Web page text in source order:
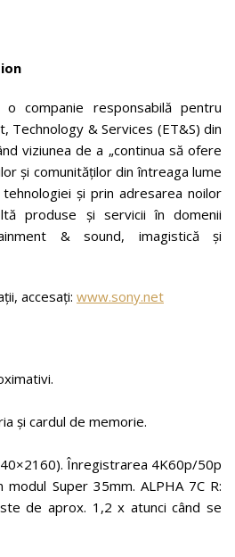
companie responsabilă pentru
Technology & Services (ET&S) din
viziunea de a „continua să ofere
și comunităților din întreaga lume
și prin adresarea noilor
produse și servicii în domenii
& sound, imagistică și
accesați: www.sony.net
și cardul de memorie.
Înregistrarea 4K60p/50p
Super 35mm. ALPHA 7C R:
de aprox. 1,2 x atunci când se